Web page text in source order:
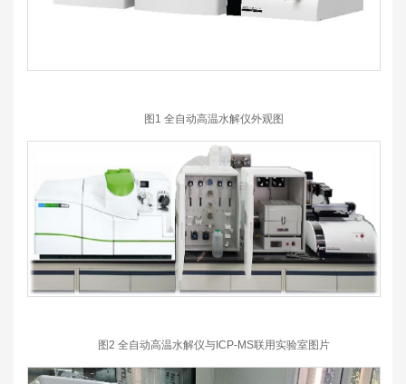
图1 全自动高温水解仪外观图
图2 全自动高温水解仪与ICP-MS联用实验室图片